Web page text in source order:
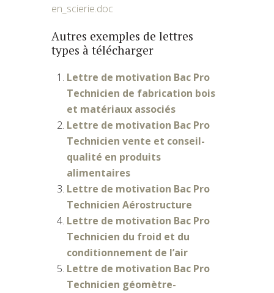
en_scierie.doc
Autres exemples de lettres
types à télécharger
Lettre de motivation Bac Pro
Technicien de fabrication bois
et matériaux associés
Lettre de motivation Bac Pro
Technicien vente et conseil-
qualité en produits
alimentaires
Lettre de motivation Bac Pro
Technicien Aérostructure
Lettre de motivation Bac Pro
Technicien du froid et du
conditionnement de l’air
Lettre de motivation Bac Pro
Technicien géomètre-